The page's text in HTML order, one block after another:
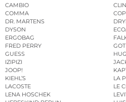
CAMBIO
COMMA
DR. MARTENS
DYSON
ERGOBAG
FRED PERRY
GUESS
IZIPIZI
JOOP!
KIEHL’S
LA
LACOSTE
LE
LENA HOSCHEK